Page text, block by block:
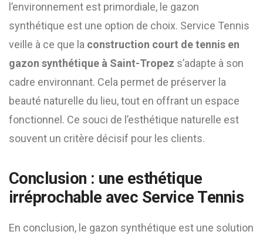
l’environnement est primordiale, le gazon
synthétique est une option de choix. Service Tennis
veille à ce que la construction court de tennis en
gazon synthétique à Saint-Tropez s’adapte à son
cadre environnant. Cela permet de préserver la
beauté naturelle du lieu, tout en offrant un espace
fonctionnel. Ce souci de l’esthétique naturelle est
souvent un critère décisif pour les clients.
Conclusion : une esthétique
irréprochable avec Service Tennis
En conclusion, le gazon synthétique est une solution